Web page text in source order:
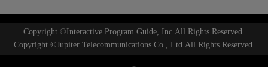
Copyright ©Interactive Program Guide, Inc.All Rights Reserved.
Copyright ©Jupiter Telecommunications Co., Ltd.All Rights Reserved.